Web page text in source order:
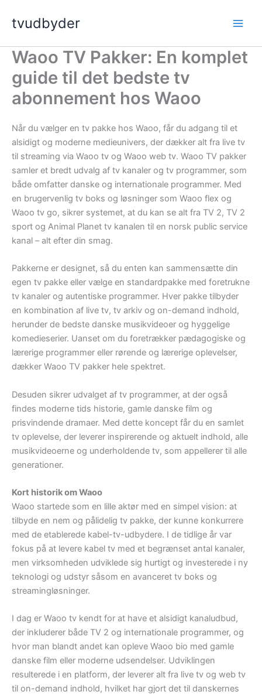
tvudbyder
Waoo TV Pakker: En komplet
guide til det bedste tv
abonnement hos Waoo
Når du vælger en tv pakke hos Waoo, får du adgang til et
alsidigt og moderne medieunivers, der dækker alt fra live tv
til streaming via Waoo tv og Waoo web tv. Waoo TV pakker
samler et bredt udvalg af tv kanaler og tv programmer, som
både omfatter danske og internationale programmer. Med
en brugervenlig tv boks og løsninger som Waoo flex og
Waoo tv go, sikrer systemet, at du kan se alt fra TV 2, TV 2
sport og Animal Planet tv kanalen til en norsk public service
kanal – alt efter din smag.
Pakkerne er designet, så du enten kan sammensætte din
egen tv pakke eller vælge en standardpakke med foretrukne
tv kanaler og autentiske programmer. Hver pakke tilbyder
en kombination af live tv, tv arkiv og on-demand indhold,
herunder de bedste danske musikvideoer og hyggelige
komedieserier. Uanset om du foretrækker pædagogiske og
lærerige programmer eller rørende og lærerige oplevelser,
dækker Waoo TV pakker hele spektret.
Desuden sikrer udvalget af tv programmer, at der også
findes moderne tids historie, gamle danske film og
prisvindende dramaer. Med dette koncept får du en samlet
tv oplevelse, der leverer inspirerende og aktuelt indhold, alle
musikvideoerne og underholdende tv, som appellerer til alle
generationer.
Kort historik om Waoo
Waoo startede som en lille aktør med en simpel vision: at
tilbyde en nem og pålidelig tv pakke, der kunne konkurrere
med de etablerede kabel-tv-udbydere. I de tidlige år var
fokus på at levere kabel tv med et begrænset antal kanaler,
men virksomheden udviklede sig hurtigt og investerede i ny
teknologi og udstyr såsom en avanceret tv boks og
streamingløsninger.
I dag er Waoo tv kendt for at have et alsidigt kanaludbud,
der inkluderer både TV 2 og internationale programmer, og
hvor man blandt andet kan opleve Waoo bio med gamle
danske film eller moderne udsendelser. Udviklingen
resulterede i en platform, der leverer alt fra live tv og web tv
til on-demand indhold, hvilket har gjort det til danskernes